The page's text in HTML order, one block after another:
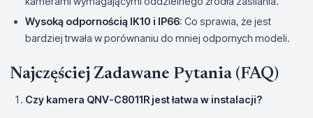
Wysoką odpornością IK10 i IP66: Co sprawia, że jest
bardziej trwała w porównaniu do mniej odpornych modeli.
Najczęściej Zadawane Pytania (FAQ)
Czy kamera QNV-C8011R jest łatwa w instalacji?